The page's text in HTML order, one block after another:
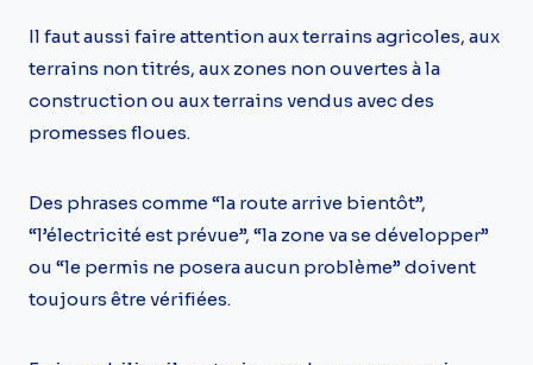
Il faut aussi faire attention aux terrains agricoles, aux
terrains non titrés, aux zones non ouvertes à la
construction ou aux terrains vendus avec des
promesses floues.
Des phrases comme “la route arrive bientôt”,
“l’électricité est prévue”, “la zone va se développer”
ou “le permis ne posera aucun problème” doivent
toujours être vérifiées.